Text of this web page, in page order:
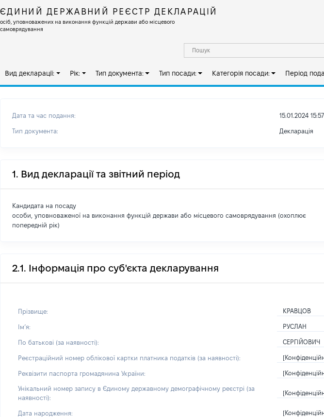
ЄДИНИЙ ДЕРЖАВНИЙ РЕЄСТР ДЕКЛАРАЦІЙ
осіб, уповноважених на виконання функцій держави або місцевого
самоврядування
Вид декларації: Рік: Тип документа: Тип посади: Категорія посади: Період
Дата та час подання: 15.01.2024 15:57
Тип документа: Декларація
1. Вид декларації та звітний період
Кандидата на посаду
особи, уповноваженої на виконання функцій держави або місцевого самоврядування (охоплює
попередній рік)
2.1. Інформація про суб'єкта декларування
Прізвище: КРАВЦОВ
Імʼя: РУСЛАН
По батькові (за наявності): СЕРГІЙОВИЧ
Реєстраційний номер облікової картки платника податків (за наявності):
Реквізити паспорта громадянина України:
Унікальний номер запису в Єдиному державному демографічному реєстрі (за
наявності):
Дата народження: